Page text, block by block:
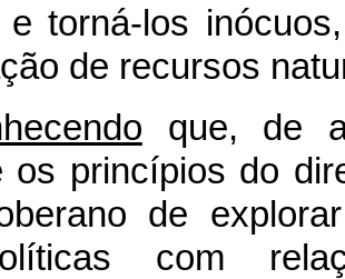
e torná-los
de recursos
que, de
os princípios do
de
com